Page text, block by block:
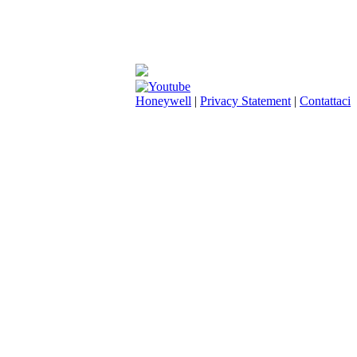
Honeywell | Privacy Statement | Contattaci